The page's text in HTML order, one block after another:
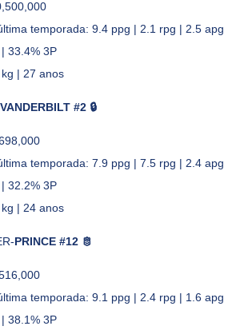
temporada: 9.4 ppg | 2.1 rpg | 2.5 apg
33.4% 3P
| 27 anos
VANDERBILT #2 🔒
temporada: 7.9 ppg | 7.5 rpg | 2.4 apg
32.2% 3P
| 24 anos
PRINCE #12 🫅
temporada: 9.1 ppg | 2.4 rpg | 1.6 apg
38.1% 3P